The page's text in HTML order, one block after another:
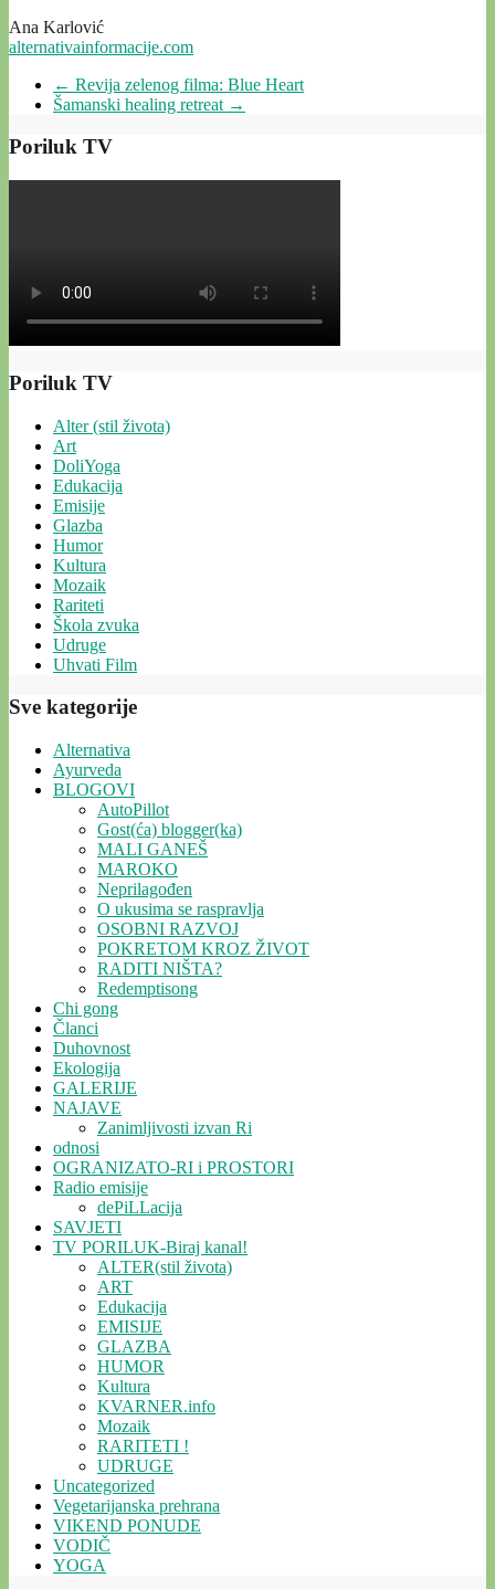
Ana Karlović
alternativainformacije.com
← Revija zelenog filma: Blue Heart
Šamanski healing retreat →
Poriluk TV
Poriluk TV
Alter (stil života)
Art
DoliYoga
Edukacija
Emisije
Glazba
Humor
Kultura
Mozaik
Rariteti
Škola zvuka
Udruge
Uhvati Film
Sve kategorije
Alternativa
Ayurveda
BLOGOVI
AutoPillot
Gost(ća) blogger(ka)
MALI GANEŠ
MAROKO
Neprilagođen
O ukusima se raspravlja
OSOBNI RAZVOJ
POKRETOM KROZ ŽIVOT
RADITI NIŠTA?
Redemptisong
Chi gong
Članci
Duhovnost
Ekologija
GALERIJE
NAJAVE
Zanimljivosti izvan Ri
odnosi
OGRANIZATO-RI i PROSTORI
Radio emisije
dePiLLacija
SAVJETI
TV PORILUK-Biraj kanal!
ALTER(stil života)
ART
Edukacija
EMISIJE
GLAZBA
HUMOR
Kultura
KVARNER.info
Mozaik
RARITETI !
UDRUGE
Uncategorized
Vegetarijanska prehrana
VIKEND PONUDE
VODIČ
YOGA